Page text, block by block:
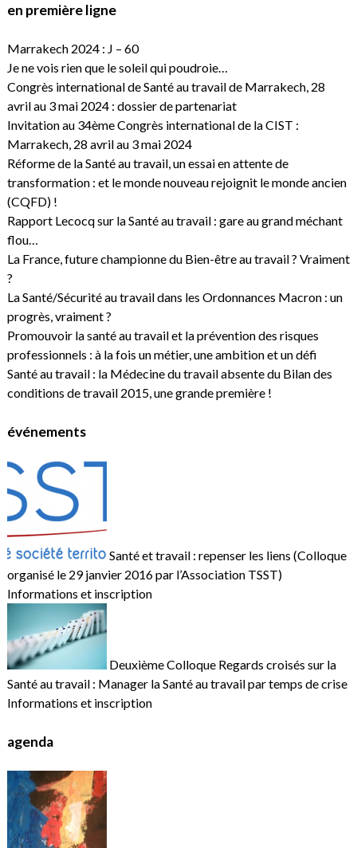
en première ligne
Marrakech 2024 : J – 60
Je ne vois rien que le soleil qui poudroie…
Congrès international de Santé au travail de Marrakech, 28
avril au 3 mai 2024 : dossier de partenariat
Invitation au 34ème Congrès international de la CIST :
Marrakech, 28 avril au 3 mai 2024
Réforme de la Santé au travail, un essai en attente de
transformation : et le monde nouveau rejoignit le monde ancien
(CQFD) !
Rapport Lecocq sur la Santé au travail : gare au grand méchant
flou…
La France, future championne du Bien-être au travail ? Vraiment
?
La Santé/Sécurité au travail dans les Ordonnances Macron : un
progrès, vraiment ?
Promouvoir la santé au travail et la prévention des risques
professionnels : à la fois un métier, une ambition et un défi
Santé au travail : la Médecine du travail absente du Bilan des
conditions de travail 2015, une grande première !
événements
Santé et travail : repenser les liens (Colloque
organisé le 29 janvier 2016 par l’Association TSST)
Informations et inscription
Deuxième Colloque Regards croisés sur la
Santé au travail : Manager la Santé au travail par temps de crise
Informations et inscription
agenda